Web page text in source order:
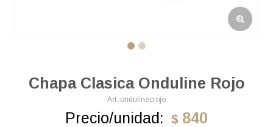
Chapa Clasica Onduline Rojo
ondulinecrojo
Precio/unidad: $ 840